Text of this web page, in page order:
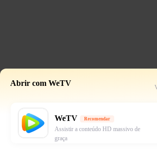
Abrir com WeTV
WeTV Recomendar
Assistir a conteúdo HD massivo de
graça